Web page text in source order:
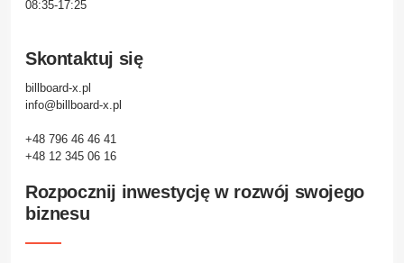
08:35-17:25
Skontaktuj się
billboard-x.pl
info@billboard-x.pl
+48 796 46 46 41
+48 12 345 06 16
Rozpocznij inwestycję w rozwój swojego
biznesu